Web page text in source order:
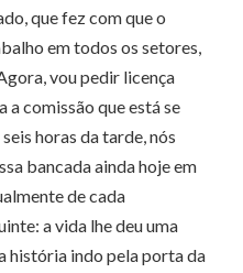
que fez com que o
em todos os setores,
vou pedir licença
comissão que está se
horas da tarde, nós
bancada ainda hoje em
de cada
a vida lhe deu uma
história indo pela porta da